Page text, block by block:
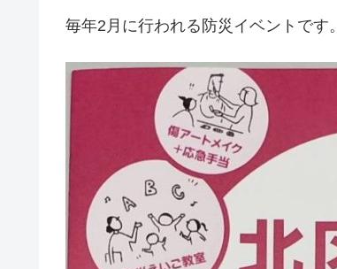
毎年2月に行われる防災イベントです。